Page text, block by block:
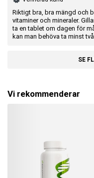
Riktigt bra, bra mängd och
vitaminer och mineraler.
ta en tablet om dagen för
kan man behöva ta minst två.
SE
Vi rekommenderar